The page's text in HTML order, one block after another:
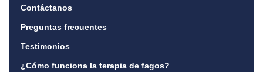
Contáctanos
Preguntas frecuentes
Testimonios
¿Cómo funciona la terapia de fagos?